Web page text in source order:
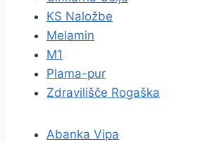
KS Naložbe
Melamin
M1
Plama-pur
Zdravilišče Rogaška
Abanka Vipa